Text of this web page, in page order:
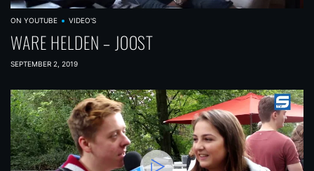
ON YOUTUBE VIDEO'S
WARE HELDEN – JOOST
SEPTEMBER 2, 2019